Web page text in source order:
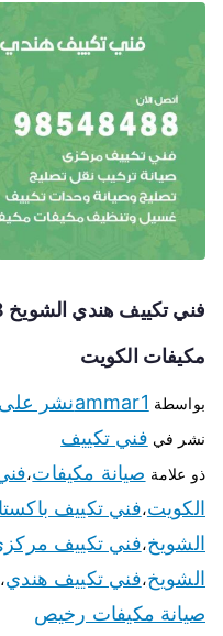
مكيفات الكويت
بواسطة ammar1نشر على
نشر في فني تكييف
ذو علامة صيانة مكيفات،
الكويت،فني تكييف
الشويخ،فني تكييف
الشويخ،فني تكييف هندي،
صيانة مكيفات رخيص